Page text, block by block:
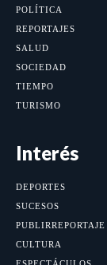
POLÍTICA
REPORTAJES
SALUD
SOCIEDAD
TIEMPO
TURISMO
Interés
DEPORTES
SUCESOS
PUBLIRREPORTAJE
CULTURA